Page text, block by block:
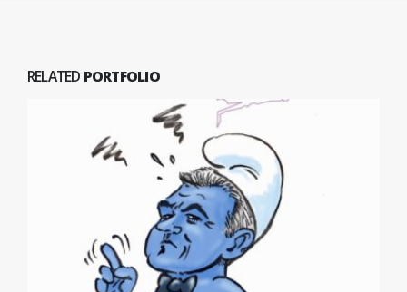
RELATED PORTFOLIO